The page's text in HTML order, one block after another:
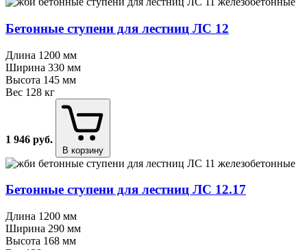
Бетонные ступени для лестниц ЛС 12
Длина 1200 мм
Ширина 330 мм
Высота 145 мм
Вес 128 кг
1 946 руб.
В корзину
Бетонные ступени для лестниц ЛС 12.17
Длина 1200 мм
Ширина 290 мм
Высота 168 мм